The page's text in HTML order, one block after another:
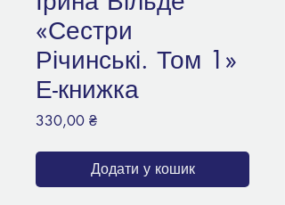
«Сестри
Річинські. Том 1»
Е-книжка
330,00 ₴Ціна
Додати у кошик